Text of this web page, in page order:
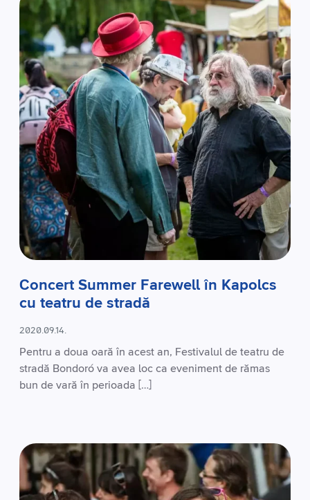
Concert Summer Farewell în Kapolcs
cu teatru de stradă
2020.09.14.
Pentru a doua oară în acest an, Festivalul de teatru de
stradă Bondoró va avea loc ca eveniment de rămas
bun de vară în perioada […]